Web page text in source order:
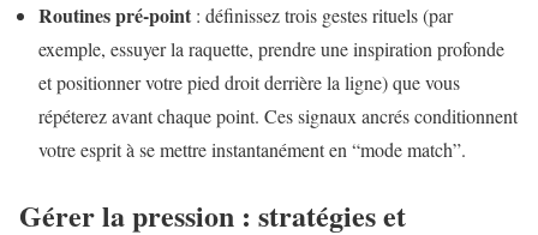
Routines pré-point : définissez trois gestes rituels (par
exemple, essuyer la raquette, prendre une inspiration profonde
et positionner votre pied droit derrière la ligne) que vous
répéterez avant chaque point. Ces signaux ancrés conditionnent
votre esprit à se mettre instantanément en “mode match”.
Gérer la pression : stratégies et